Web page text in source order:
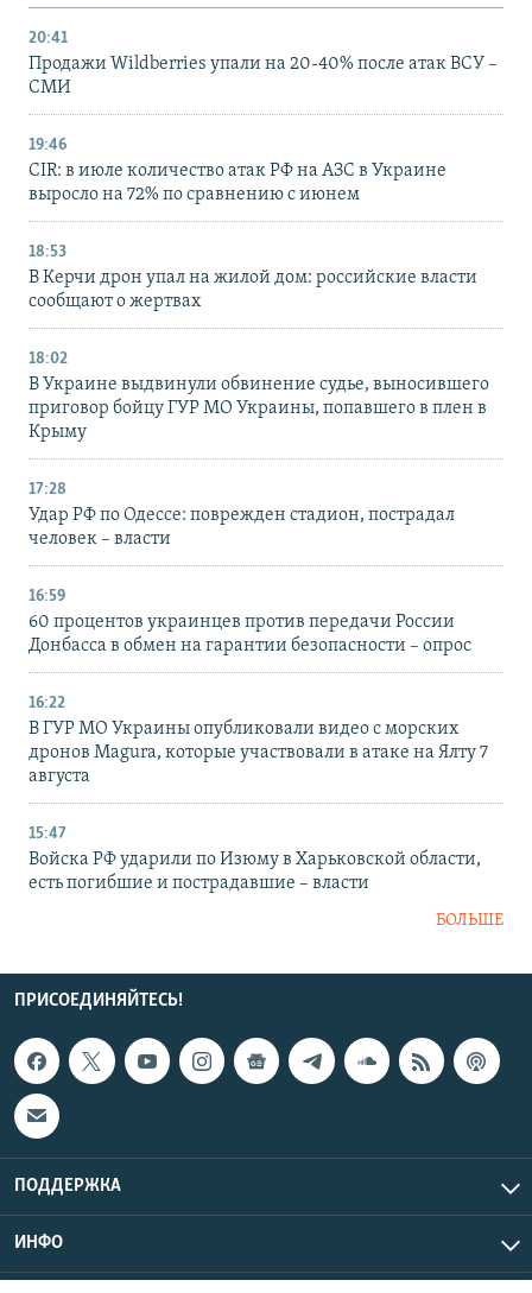
20:41
Продажи Wildberries упали на 20-40% после атак ВСУ –
СМИ
19:46
CIR: в июле количество атак РФ на АЗС в Украине
выросло на 72% по сравнению с июнем
18:53
В Керчи дрон упал на жилой дом: российские власти
сообщают о жертвах
18:02
В Украине выдвинули обвинение судье, выносившего
приговор бойцу ГУР МО Украины, попавшего в плен в
Крыму
17:28
Удар РФ по Одессе: поврежден стадион, пострадал
человек – власти
16:59
60 процентов украинцев против передачи России
Донбасса в обмен на гарантии безопасности – опрос
16:22
В ГУР МО Украины опубликовали видео с морских
дронов Magura, которые участвовали в атаке на Ялту 7
августа
15:47
Войска РФ ударили по Изюму в Харьковской области,
есть погибшие и пострадавшие – власти
БОЛЬШЕ
ПРИСОЕДИНЯЙТЕСЬ!
ПОДДЕРЖКА
ИНФО